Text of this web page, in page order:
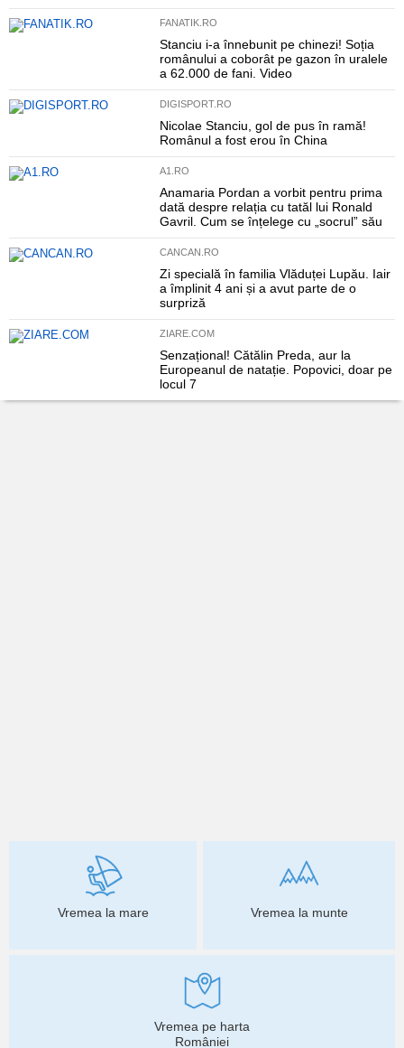
FANATIK.RO
Stanciu i-a înnebunit pe chinezi! Soția
românului a coborât pe gazon în uralele
a 62.000 de fani. Video
DIGISPORT.RO
Nicolae Stanciu, gol de pus în ramă!
Românul a fost erou în China
A1.RO
Anamaria Pordan a vorbit pentru prima
dată despre relația cu tatăl lui Ronald
Gavril. Cum se înțelege cu „socrul” său
CANCAN.RO
Zi specială în familia Vlăduței Lupău. Iair
a împlinit 4 ani și a avut parte de o
surpriză
ZIARE.COM
Senzațional! Cătălin Preda, aur la
Europeanul de natație. Popovici, doar pe
locul 7
Vremea la mare Vremea la munte
Vremea pe harta
României